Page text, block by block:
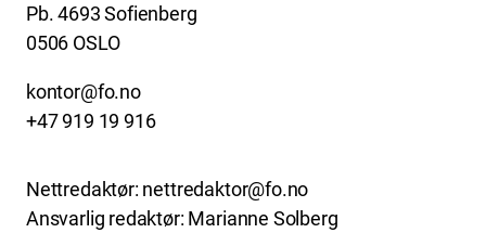
Pb. 4693 Sofienberg
0506 OSLO
kontor@fo.no
+47 919 19 916
Nettredaktør: nettredaktor@fo.no
Ansvarlig redaktør: Marianne Solberg